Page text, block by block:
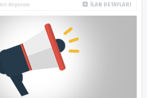
Arıyorum İLAN DETAYLARI